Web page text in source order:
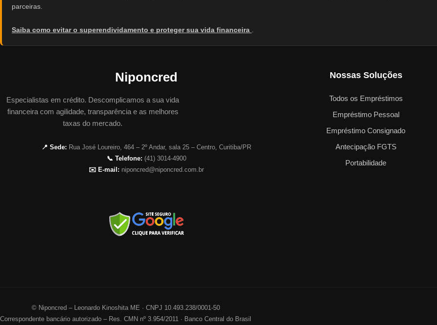
parceiras.
Saiba como evitar o superendividamento e proteger sua vida financeira
Niponcred
Especialistas em crédito. Descomplicamos a sua vida
financeira com agilidade, transparência e as melhores
taxas do mercado.
📍 Sede: Rua José Loureiro, 464 – 2º Andar, sala 25 – Centro, Curitiba/PR
📞 Telefone: (41) 3014-4900
✉️ E-mail: niponcred@niponcred.com.br
Nossas Soluções
Todos os Empréstimos
Empréstimo Pessoal
Empréstimo Consignado
Antecipação FGTS
Portabilidade
© Niponcred – Leonardo Kinoshita ME · CNPJ 10.493.238/0001-50
Correspondente bancário autorizado – Res. CMN nº 3.954/2011 · Banco Central do Brasil